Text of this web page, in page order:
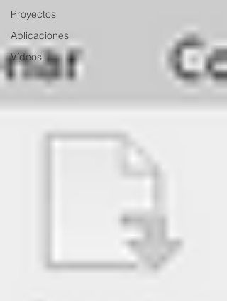
Proyectos
Aplicaciones
Vídeos